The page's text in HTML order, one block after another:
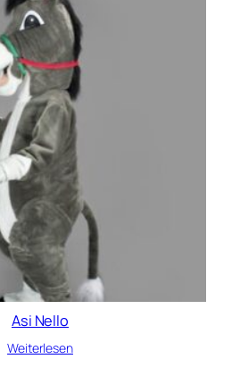
Asi Nello
Weiterlesen